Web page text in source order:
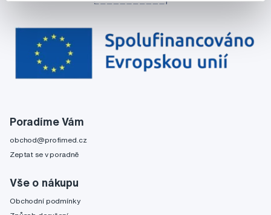
Poradíme Vám
obchod@profimed.cz
Zeptat se v poradně
Vše o nákupu
Obchodní podmínky